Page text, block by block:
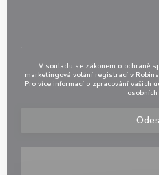
V souladu se zákonem o ochraně
marketingová volání registrací v
Pro více informací o zpracování vašich